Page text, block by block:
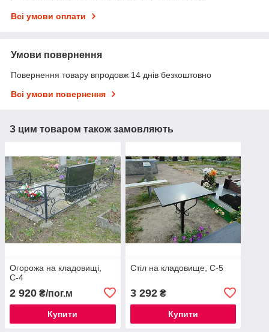
Всі умови оплати
Умови повернення
Повернення товару впродовж 14 днів безкоштовно
Всі умови повернення
З цим товаром також замовляють
Огорожа на кладовищі,
С-4
2 920 ₴/пог.м
Купити
Стіл на кладовище, С-5
3 292₴
Купити